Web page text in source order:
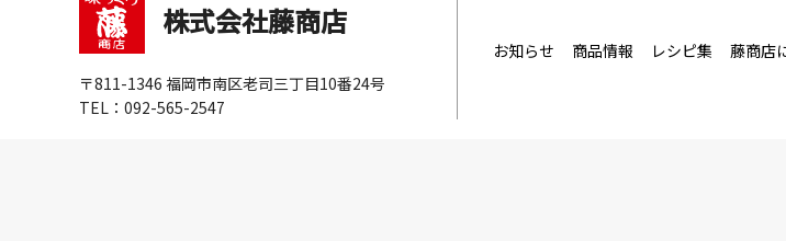
株式会社藤商店
〒811-1346 福岡市南区老司三丁目10番24号
TEL：092-565-2547
お知らせ 商品情報 レシピ集 藤商店